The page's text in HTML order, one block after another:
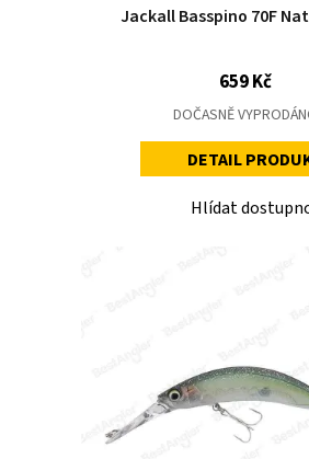
Jackall Basspino 70F
659 Kč
DOČASNĚ
DETAIL
Hlídat